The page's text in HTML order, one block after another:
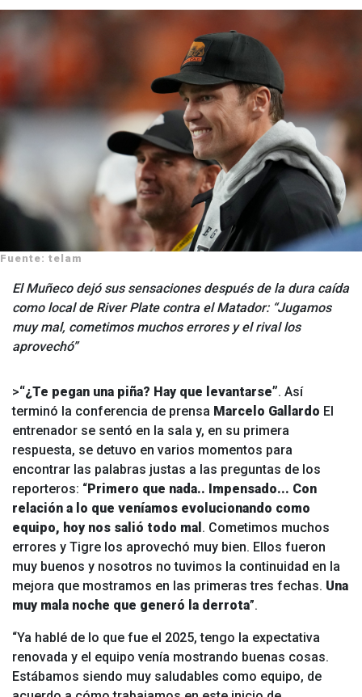
Fuente: telam
El Muñeco dejó sus sensaciones después de la dura caída
como local de River Plate contra el Matador: “Jugamos
muy mal, cometimos muchos errores y el rival los
aprovechó”
>“¿Te pegan una piña? Hay que levantarse”. Así
terminó la conferencia de prensa Marcelo Gallardo El
entrenador se sentó en la sala y, en su primera
respuesta, se detuvo en varios momentos para
encontrar las palabras justas a las preguntas de los
reporteros: “Primero que nada.. Impensado... Con
relación a lo que veníamos evolucionando como
equipo, hoy nos salió todo mal . Cometimos muchos
errores y Tigre los aprovechó muy bien. Ellos fueron
muy buenos y nosotros no tuvimos la continuidad en la
mejora que mostramos en las primeras tres fechas. Una
muy mala noche que generó la derrota”.
“Ya hablé de lo que fue el 2025, tengo la expectativa
renovada y el equipo venía mostrando buenas cosas.
Estábamos siendo muy saludables como equipo, de